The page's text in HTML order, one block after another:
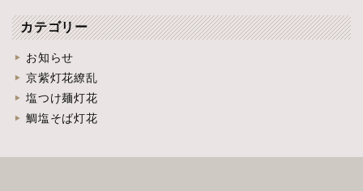
カテゴリー
お知らせ
京紫灯花繚乱
塩つけ麺灯花
鯛塩そば灯花